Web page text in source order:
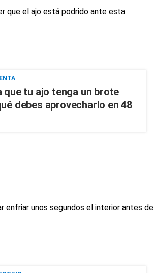
que tu ajo tenga un brote
debes aprovecharlo en 48